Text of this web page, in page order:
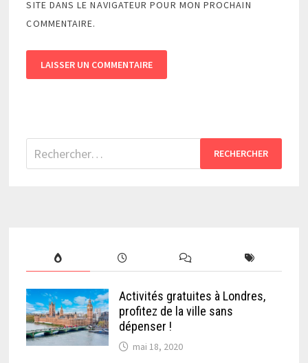
SITE DANS LE NAVIGATEUR POUR MON PROCHAIN
COMMENTAIRE.
Rechercher :
Activités gratuites à Londres,
profitez de la ville sans
dépenser !
mai 18, 2020